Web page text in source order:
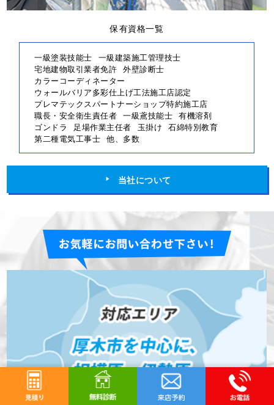
保有資格一覧
一級塗装技能士 一級建築施工管理技士
宅地建物取引業者免許 外壁診断士
カラーコーディネーター
ウォールバリア多彩仕上げ工法施工店認定
プレマテックスパートナーショップ特約施工店
職長・安全衛生責任者 一級鳶技能士 有機溶剤
ゴンドラ
足場作業主任者 玉掛け 石綿特別教育
第二種電気工事士 他、多数
当社について